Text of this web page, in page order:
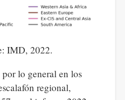
IMD, 2022.
lo general en los
regional,